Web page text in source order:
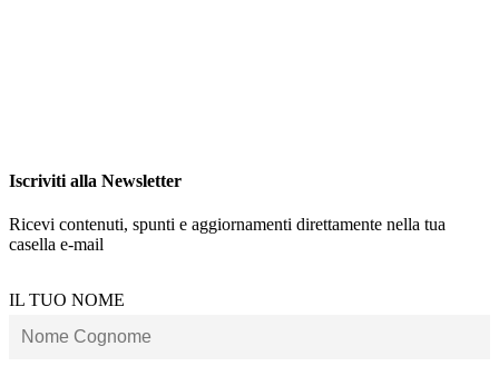
Iscriviti alla Newsletter
Ricevi contenuti, spunti e aggiornamenti direttamente nella tua
casella e-mail
IL TUO NOME